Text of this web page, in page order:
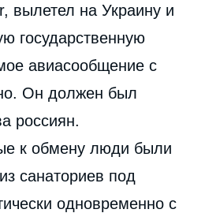
вылетел на Украину и
государственную
авиасообщение с
Он должен был
россиян.
к обмену люди были
санаториев под
одновременно с